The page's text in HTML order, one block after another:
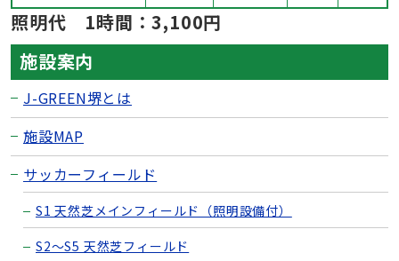
照明代 1時間：3,100円
施設案内
J-GREEN堺とは
施設MAP
サッカーフィールド
S1 天然芝メインフィールド（照明設備付）
S2〜S5 天然芝フィールド